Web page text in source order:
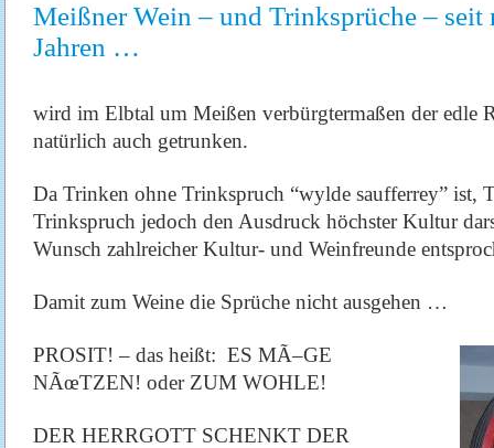
Meißner Wein – und Trinksprüche – seit
Jahren …
wird im Elbtal um Meißen verbürgtermaßen der edle
natürlich auch getrunken.
Da Trinken ohne Trinkspruch “wylde saufferrey” ist,
Trinkspruch jedoch den Ausdruck höchster Kultur
Wunsch zahlreicher Kultur- und Weinfreunde
Damit zum Weine die Sprüche nicht ausgehen …
PROSIT! – das heißt: ES MÃ–GE
NÃœTZEN! oder ZUM WOHLE!
DER HERRGOTT SCHENKT DER